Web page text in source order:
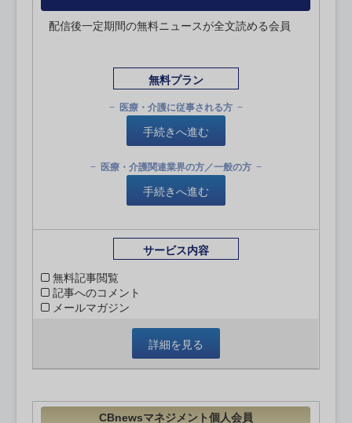
配信後一定期間の無料ニュースが全文読める会員
無料プラン
医療・介護に従事される方
手続きへ進む
医療・介護関連業界の方／一般の方
手続きへ進む
サービス内容
無料記事閲覧
記事へのコメント
メールマガジン
詳細を見る
CBnewsマネジメント個人会員